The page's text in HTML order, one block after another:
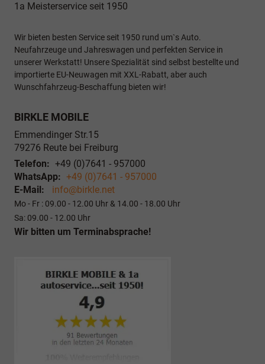
1a Meisterservice seit 1950
Wir bieten besten Service seit 1950 rund um`s Auto.
Neufahrzeuge und Jahreswagen und perfekten Service in
unserer Werkstatt! Unsere Spezialität sind selbst bestellte und
importierte EU-Neuwagen mit XXL-Rabatt, aber auch
Wunschfahrzeug-Beschaffung bieten wir!
BIRKLE MOBILE
Emmendinger Str.15
79276 Reute bei Freiburg
Telefon: +49 (0)7641 - 957000
WhatsApp: +49 (0)7641 - 957000
E-Mail:
info@birkle.net
Mo - Fr : 09.00 - 12.00 Uhr & 14.00 - 18.00 Uhr
Sa: 09.00 - 12.00 Uhr
Wir bitten um Terminabsprache!